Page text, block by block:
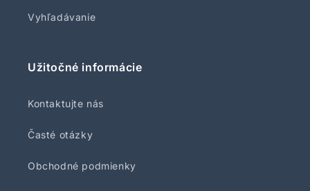
Vyhľadávanie
Užitočné informácie
Kontaktujte nás
Časté otázky
Obchodné podmienky